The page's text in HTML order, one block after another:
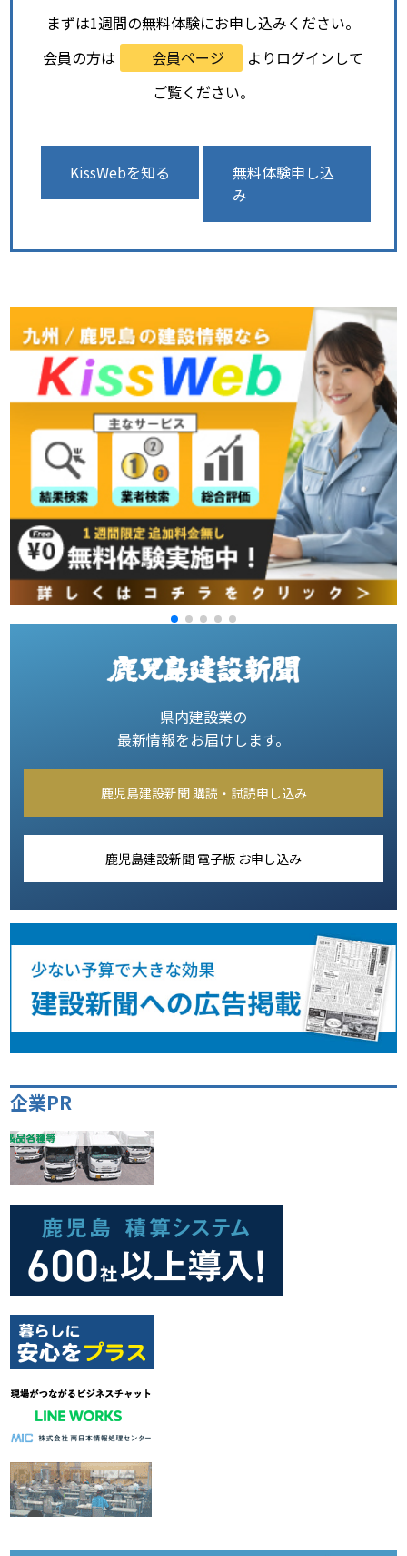
まずは1週間の無料体験にお申し込みください。
会員の方は
会員ページ
よりログインして
ご覧ください。
KissWebを知る
無料体験申し込
み
県内建設業の
最新情報をお届けします。
鹿児島建設新聞 購読・試読申し込み
鹿児島建設新聞 電子版 お申し込み
企業PR